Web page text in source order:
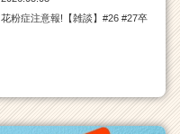
花粉症注意報!【雑談】#26 #27卒